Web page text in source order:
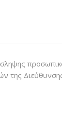
της